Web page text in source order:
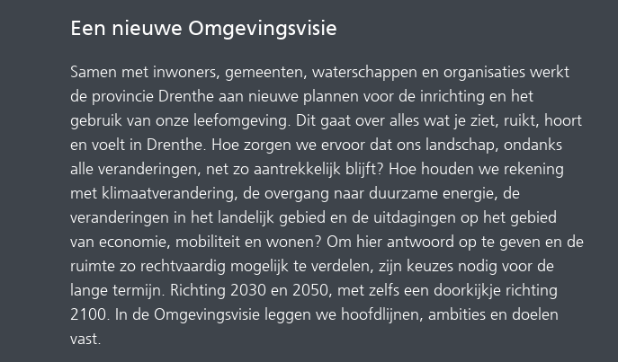
Een nieuwe Omgevingsvisie
Samen met inwoners, gemeenten, waterschappen en organisaties werkt
de provincie Drenthe aan nieuwe plannen voor de inrichting en het
gebruik van onze leefomgeving. Dit gaat over alles wat je ziet, ruikt, hoort
en voelt in Drenthe. Hoe zorgen we ervoor dat ons landschap, ondanks
alle veranderingen, net zo aantrekkelijk blijft? Hoe houden we rekening
met klimaatverandering, de overgang naar duurzame energie, de
veranderingen in het landelijk gebied en de uitdagingen op het gebied
van economie, mobiliteit en wonen? Om hier antwoord op te geven en de
ruimte zo rechtvaardig mogelijk te verdelen, zijn keuzes nodig voor de
lange termijn. Richting 2030 en 2050, met zelfs een doorkijkje richting
2100. In de Omgevingsvisie leggen we hoofdlijnen, ambities en doelen
vast.